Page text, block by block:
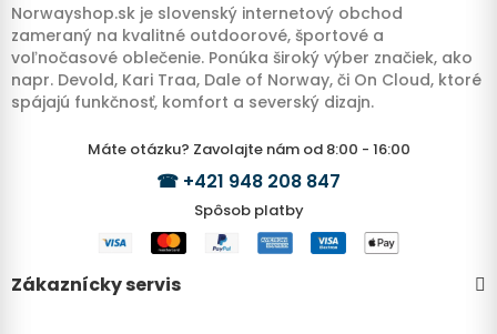
Norwayshop.sk je slovenský internetový obchod
zameraný na kvalitné outdoorové, športové a
voľnočasové oblečenie. Ponúka široký výber značiek, ako
napr. Devold, Kari Traa, Dale of Norway, či On Cloud, ktoré
spájajú funkčnosť, komfort a severský dizajn.
Máte otázku? Zavolajte nám od 8:00 - 16:00
☎ +421 948 208 847
Spôsob platby
Zákaznícky servis